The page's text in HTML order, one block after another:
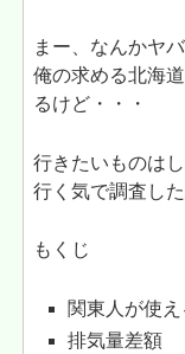
まー、なんかヤ
俺の求める北海
るけど・・・
行きたいものは
行く気で調査した
もくじ
関東人が使
排気量差額